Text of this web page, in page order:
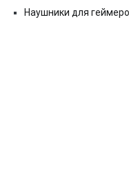
Наушники для